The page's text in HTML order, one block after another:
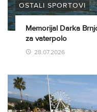
OSTALI SPORTOVI
Memorijal Darka
za vaterpolo
28.07.2026